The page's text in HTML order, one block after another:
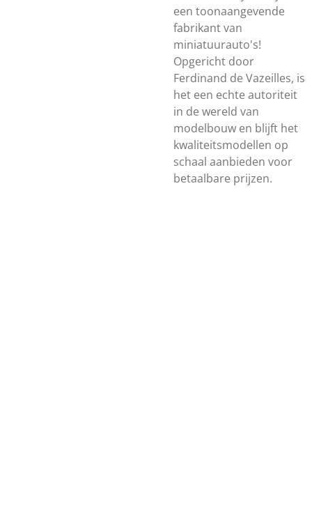
een toonaangevende
fabrikant van
miniatuurauto's!
Opgericht door
Ferdinand de Vazeilles, is
het een echte autoriteit
in de wereld van
modelbouw en blijft het
kwaliteitsmodellen op
schaal aanbieden voor
betaalbare prijzen.